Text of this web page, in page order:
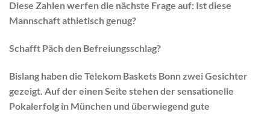
Diese Zahlen werfen die nächste Frage auf: Ist diese
Mannschaft athletisch genug?
Schafft Päch den Befreiungsschlag?
Bislang haben die Telekom Baskets Bonn zwei Gesichter
gezeigt. Auf der einen Seite stehen der sensationelle
Pokalerfolg in München und überwiegend gute